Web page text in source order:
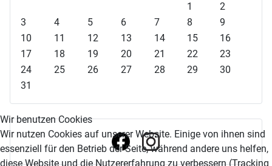
r
i
g
s
J
a
h
r
i
g
r
o
n
a
t
r a
t
1
2
3
4 5 6 7 8
9
10
11 12 13 14 15
16
17
18 19 20 21 22
23
24
25 26 27 28 29
30
31
Wir benutzen Cookies
Wir nutzen Cookies auf unserer Website. Einige von ihnen sind
essenziell für den Betrieb der Seite, während andere uns helfen,
diese Website und die Nutzererfahrung zu verbessern (Tracking